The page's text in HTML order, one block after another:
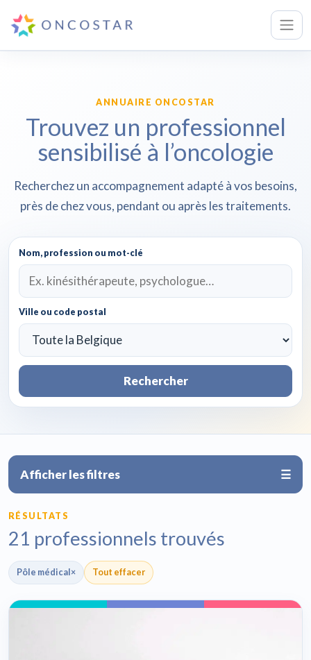
ANNUAIRE ONCOSTAR
Trouvez un professionnel
sensibilisé à l’oncologie
Recherchez un accompagnement adapté à vos besoins,
près de chez vous, pendant ou après les traitements.
Nom, profession ou mot-clé
Ville ou code postal
Rechercher
Afficher les filtres ☰
RÉSULTATS
21 professionnels trouvés
Pôle médical × Tout effacer